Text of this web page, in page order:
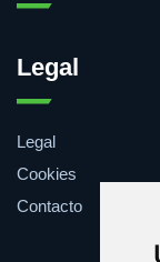
Legal
Legal
Cookies
Contacto